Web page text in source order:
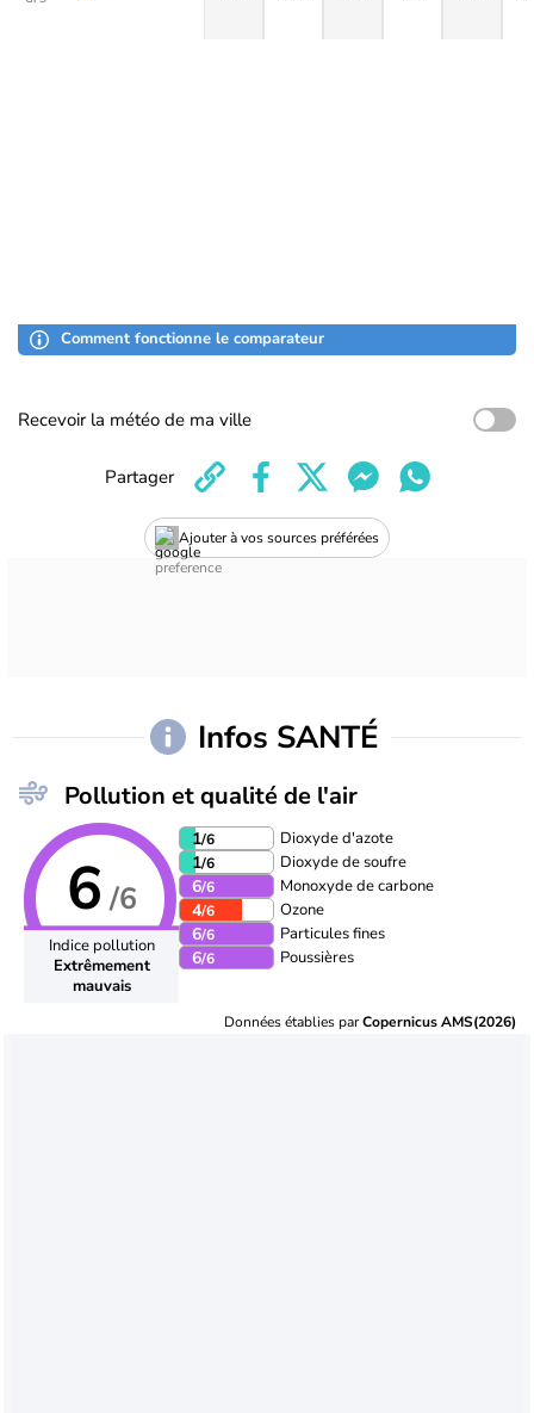
Comment fonctionne le comparateur
Recevoir la météo de ma ville
Ajouter à vos sources préférées
Partager
Infos SANTÉ
Pollution et qualité de l'air
6 /6
Indice pollution
Extrêmement
mauvais
1/6 Dioxyde d'azote
1/6 Dioxyde de soufre
6/6 Monoxyde de carbone
4/6 Ozone
6/6 Particules fines
6/6 Poussières
Données établies parCopernicus AMS(2026)